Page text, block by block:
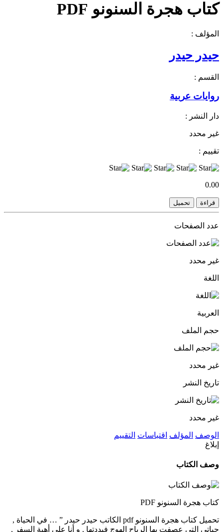
كتاب هجرة السنونو PDF
المؤلف :
حيدر حيدر
القسم :
روايات عربية
دار النشر :
غير محدد
تقييم :
0.00
قراءة تحميل
عدد الصفحات
غير محدد
اللغة
العربية
حجم الملف
غير محدد
تاريخ النشر
غير محدد
الوصف المؤلف اقتباسات التقييم
إبلاغ
وصف الكتاب
كتاب هجرة السنونو PDF
تحميل كتاب هجرة السنونو pdf الكاتب حيدر حيدر ” … في الحياة ,
حياتي التي عصفت بها الرياح الهوج فبددتها , و أنا على أهبة السفر ,